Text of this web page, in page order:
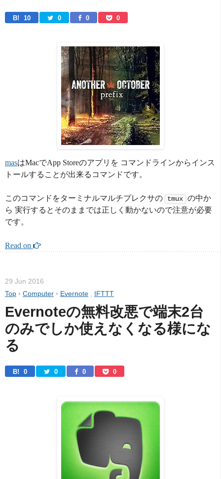
B! 10 0 0 0
masはMacでApp Storeのアプリを コマンドラインからインス
トールすることが出来るコマンドです。
このコマンドをターミナルマルチプレクサの tmux の中か
ら 実行するとそのままでは正しく動かないので注意が必要
です。
Read on
29 Jun 2016
Top › Computer › Evernote IFTTT
Evernoteの無料改悪で端末2台
のみでしか使えなくなる様にな
る
B! 0 0 0 0